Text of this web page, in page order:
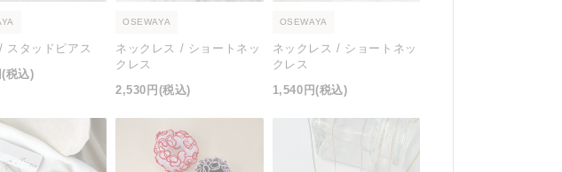
スタッドピアス
(税込)
OSEWAYA
ネックレス / ショートネッ
クレス
2,530円(税込)
OSEWAYA
ネックレス / ショートネッ
クレス
1,540円(税込)